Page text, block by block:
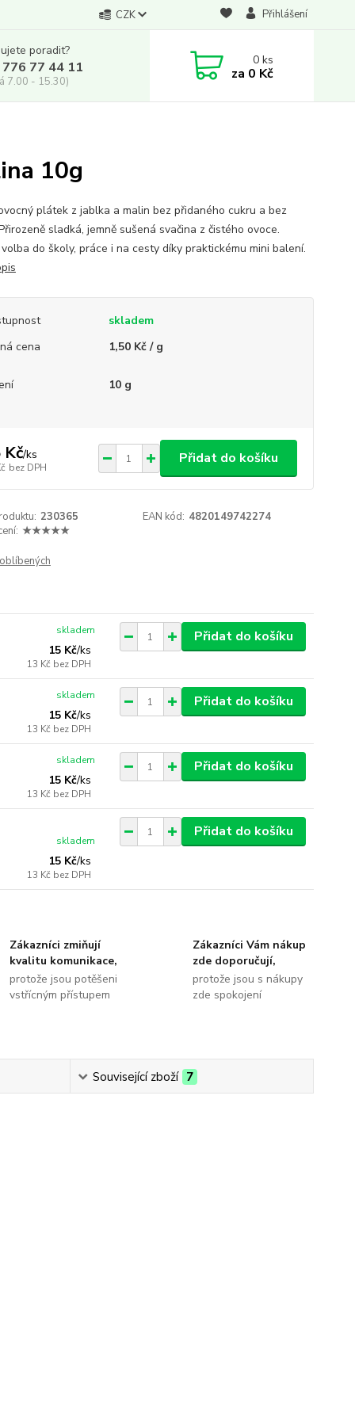
CZK Přihlášení
poradit?
77 44 11
7.00 - 15.30)
0ks
za 0 Kč
10g
plátek z jablka a malin bez přidaného cukru a bez
sladká, jemně sušená svačina z čistého ovoce.
do školy, práce i na cesty díky praktickému mini balení.
skladem
cena
1,50 Kč / g
10 g
Kč/ks
bez DPH
Přidat do košíku
230365 EAN kód: 4820149742274
★★★★★
15 Kč/ks
13 Kč bez DPH
skladem Přidat do košíku
15 Kč/ks
13 Kč bez DPH
skladem Přidat do košíku
15 Kč/ks
13 Kč bez DPH
skladem Přidat do košíku
15 Kč/ks
13 Kč bez DPH
skladem
Přidat do košíku
Zákazníci zmiňují
kvalitu komunikace,
protože jsou potěšeni
vstřícným přístupem
Zákazníci Vám nákup
zde doporučují,
protože jsou s nákupy
zde spokojení
Související zboží 7